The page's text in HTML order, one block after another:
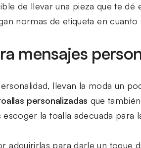
de llevar una pieza que te
normas de etiqueta en cuanto
mensajes
llevan la moda un
personalizadas que
la toalla adecuada para
adquirirlas para darle un toque